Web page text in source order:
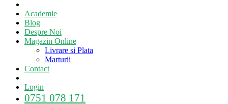
Academie
Blog
Despre Noi
Magazin Online
Livrare si Plata
Marturii
Contact
Login
0751 078 171